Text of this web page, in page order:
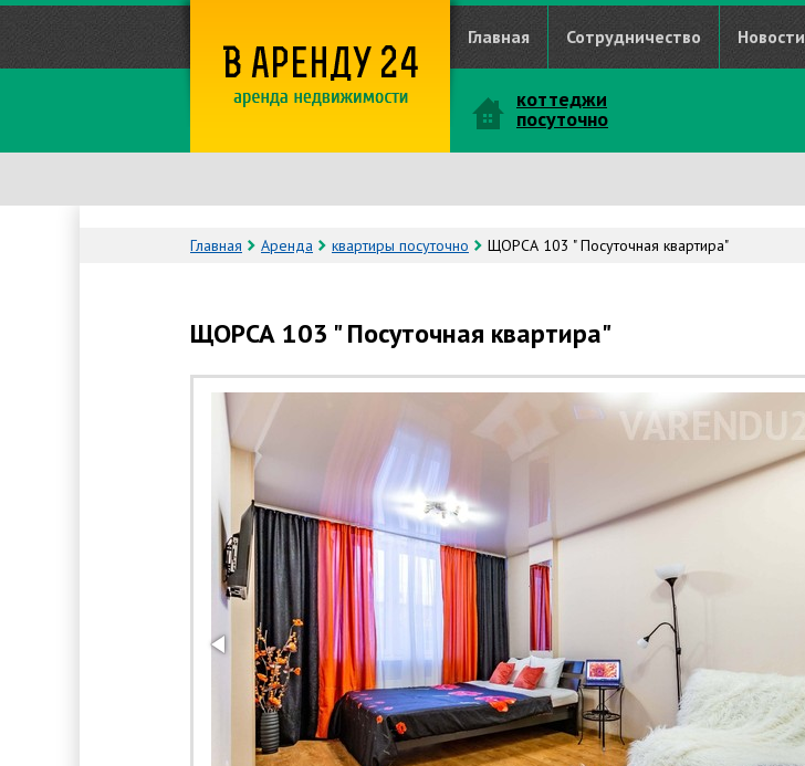
Главная Сотрудничество Новости
коттеджи
посуточно
Главная Аренда квартиры посуточно ЩОРСА 103 " Посуточная квартира"
ЩОРСА 103 " Посуточная квартира"